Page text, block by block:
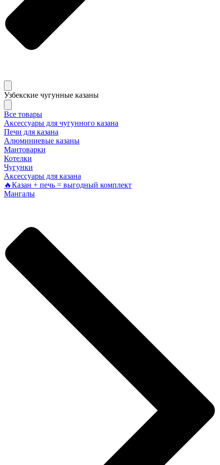
Узбекские чугунные казаны
Все товары
Аксессуары для чугунного казана
Печи для казана
Алюминиевые казаны
Мантоварки
Котелки
Чугунки
Аксессуары для казана
🔥Казан + печь = выгодный комплект
Мангалы